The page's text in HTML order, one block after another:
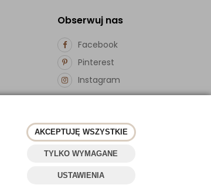
AKCEPTUJĘ WSZYSTKIE
TYLKO WYMAGANE
USTAWIENIA
Obserwuj nas
Facebook
Pinterest
Instagram